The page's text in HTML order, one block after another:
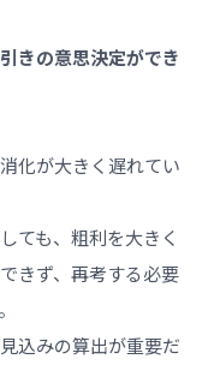
きの意思決定ができ
化が大きく遅れてい
ても、粗利を大きく
きず、再考する必要
込みの算出が重要だ